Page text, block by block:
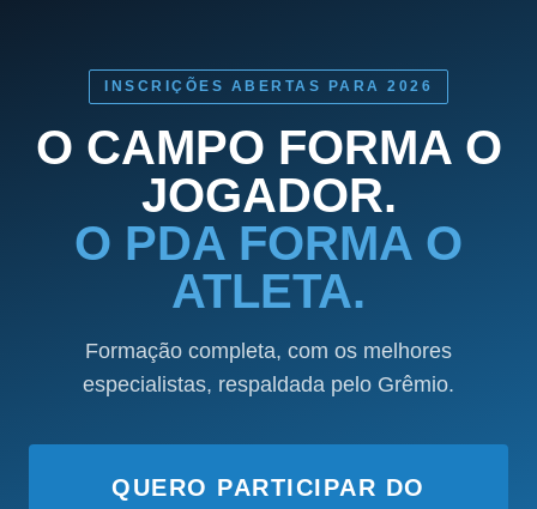
INSCRIÇÕES ABERTAS PARA 2026
O CAMPO FORMA O
JOGADOR.
O PDA FORMA O
ATLETA.
Formação completa, com os melhores
especialistas, respaldada pelo Grêmio.
QUERO PARTICIPAR DO